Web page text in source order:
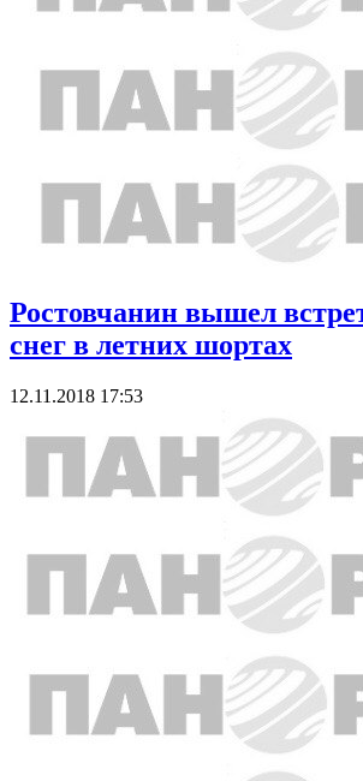
Ростовчанин вышел
снег в летних шортах
12.11.2018 17:53